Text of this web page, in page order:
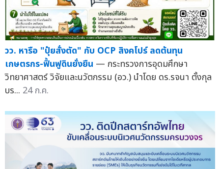
วว. หารือ "ปุ๋ยสั่งตัด" กับ OCP สิงคโปร์ ลดต้นทุน
เกษตรกร-ฟื้นฟูดินยั่งยืน — กระทรวงการอุดมศึกษา
วิทยาศาสตร์ วิจัยและนวัตกรรม (อว.) นำโดย ดร.รจนา ตั้งกุล
บร... 24 ก.ค.